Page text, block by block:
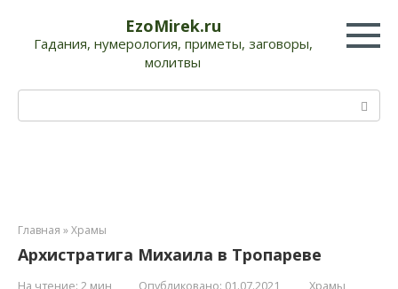
контенту
EzoMirek.ru
Гадания, нумерология, приметы, заговоры,
молитвы
Главная »Храмы
Архистратига Михаила в Тропареве
На чтение: 2 мин Опубликовано: 01.07.2021 Храмы